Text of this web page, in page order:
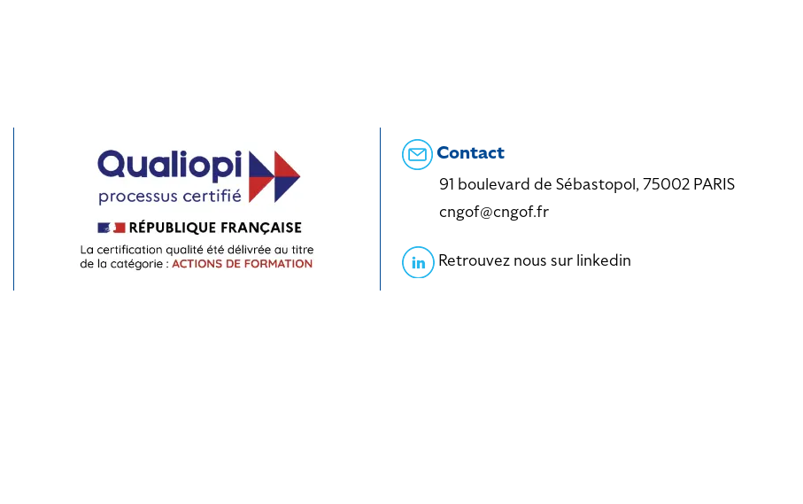
Contact
91 boulevard de Sébastopol, 75002 PARIS
cngof@cngof.fr
Retrouvez nous sur linkedin